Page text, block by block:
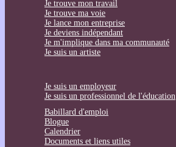
Je trouve mon travail
Je trouve ma voie
Je lance mon entreprise
Je deviens indépendant
Je m'implique dans ma communauté
Je suis un artiste
Je suis un employeur
Je suis un professionnel de l'éducation
Babillard d'emploi
Blogue
Calendrier
Documents et liens utiles